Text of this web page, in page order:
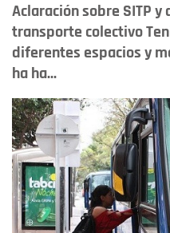
Aclaración sobre SITP
transporte colectivo
diferentes espacios y
ha ha...